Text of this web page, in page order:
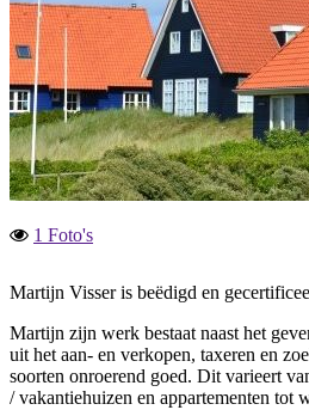
1 Foto's
Martijn Visser is beëdigd en
Martijn zijn werk bestaat naast het
uit het aan- en verkopen, taxeren en
soorten onroerend goed. Dit varieert
/ vakantiehuizen en appartementen tot